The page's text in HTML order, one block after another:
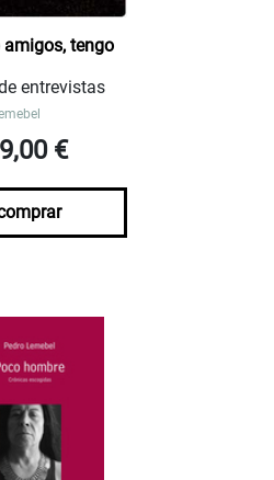
amigos, tengo
entrevistas
€